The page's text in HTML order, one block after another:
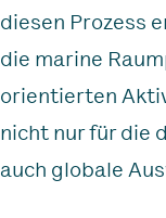
diesen Prozess
die marine
orientierten
nicht nur für die
auch globale